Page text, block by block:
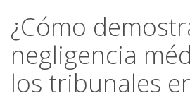
¿Cómo
negligencia
los tribunales